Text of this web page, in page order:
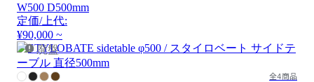
W500 D500mm
定価/上代:
¥90,000 ~
廃盤
全4商品